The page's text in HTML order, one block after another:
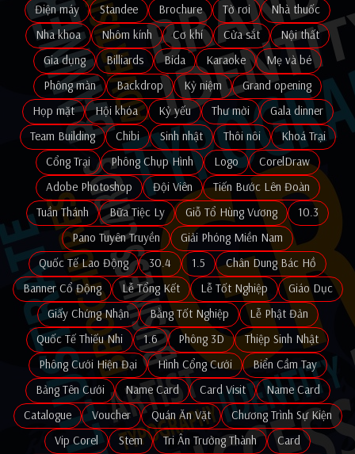
Điện máy
Standee Brochure Tờ rơi
Nhà thuốc
Nha khoa
Nhôm kính Cơ khí Cửa sắt
Nội thất
Gia dụng
Billiards Bida Karaoke
Mẹ và bé
Phông màn
Backdrop Kỷ niệm
Grand opening
Họp mặt
Hội khóa Kỷ yếu Thư mời
Gala dinner
Team Building
Chibi Sinh nhật Thôi nôi
Khoá Trại
Cổng Trại
Phông Chụp Hình Logo
CorelDraw
Adobe Photoshop
Đội Viên
Tiến Bước Lên Đoàn
Tuần Thánh
Bữa Tiệc Ly Giỗ Tổ Hùng Vương
10.3
Pano Tuyên Truyền
Giải Phóng Miền Nam
Quốc Tế Lao Động
30.4 1.5
Chân Dung Bác Hồ
Banner Cổ Động
Lễ Tổng Kết Lễ Tốt Nghiệp
Giáo Dục
Giấy Chứng Nhận
Bằng Tốt Nghiệp
Lễ Phật Đản
Quốc Tế Thiếu Nhi
1.6 Phông 3D
Thiệp Sinh Nhật
Phông Cưới Hiện Đại
Hình Cổng Cưới
Biển Cầm Tay
Bảng Tên Cưới
Name Card Card Visit
Name Card
Catalogue
Voucher Quán Ăn Vặt
Chương Trình Sự Kiện
Vip Corel
Stem Tri Ân Trưởng Thành
Card